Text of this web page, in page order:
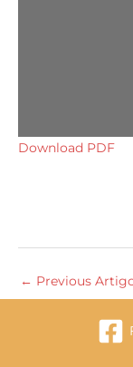
Download PDF
← Previous